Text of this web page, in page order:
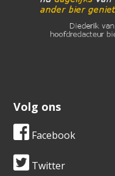
Volg ons
Facebook
Twitter